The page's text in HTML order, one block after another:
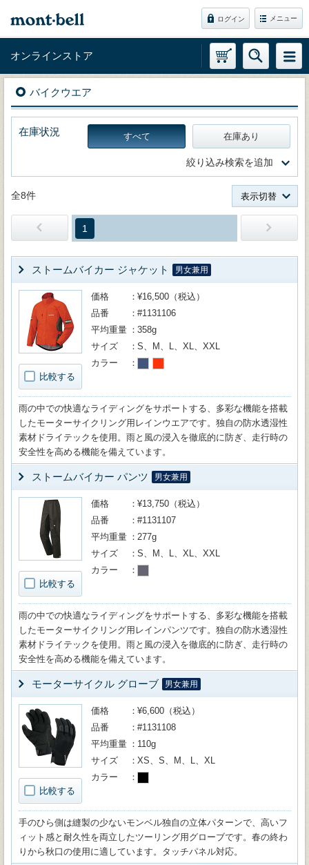
ログイン メニュー
オンラインストア
バイクウエア
在庫状況 すべて 在庫あり
絞り込み検索を追加
全8件 表示切替
1
ストームバイカー ジャケット 男女兼用
比較する
価格
¥16,500（税込）
品番
#1131106
平均重量
358g
サイズ
S、M、L、XL、XXL
カラー
雨の中での快適なライディングをサポートする、多彩な機能を搭載
したモーターサイクリング用レインウエアです。独自の防水透湿性
素材ドライテックを使用。雨と風の浸入を徹底的に防ぎ、走行時の
安全性を高める機能を備えています。
ストームバイカー パンツ 男女兼用
比較する
価格
¥13,750（税込）
品番
#1131107
平均重量
277g
サイズ
S、M、L、XL、XXL
カラー
雨の中での快適なライディングをサポートする、多彩な機能を搭載
したモーターサイクリング用レインパンツです。独自の防水透湿性
素材ドライテックを使用。雨と風の浸入を徹底的に防ぎ、走行時の
安全性を高める機能を備えています。
モーターサイクル グローブ 男女兼用
比較する
価格
¥6,600（税込）
品番
#1131108
平均重量
110g
サイズ
XS、S、M、L、XL
カラー
手のひら側は縫製の少ないモンベル独自の立体パターンで、高いフ
ィット感と耐久性を両立したツーリング用グローブです。春の終わ
りから秋口の使用に適しています。タッチパネル対応。